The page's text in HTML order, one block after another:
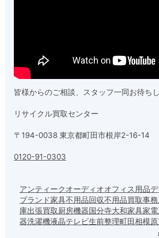
皆様からのご相談、スタッフ一同お待ち
リサイクル買取センター
〒194-0038 東京都町田市根岸2-16-14
0120-91-0303
アンティークオーディオオフィス用品
ブランド家具不用品回収不用品買取事
庫出張買取厨房機器国分寺大和家具家電
器洗濯機液晶テレビ生前整理町田相模原